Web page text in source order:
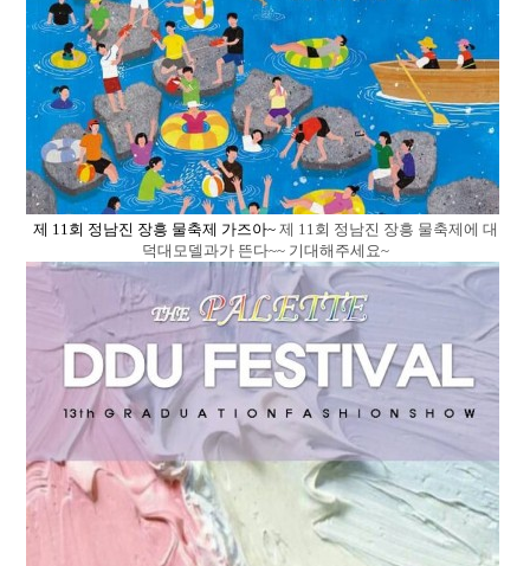
제 11회 정남진 장흥 물축제 가즈아~ 제 11회 정남진 장흥 물축제에 대
덕대모델과가 뜬다~~ 기대해주세요~